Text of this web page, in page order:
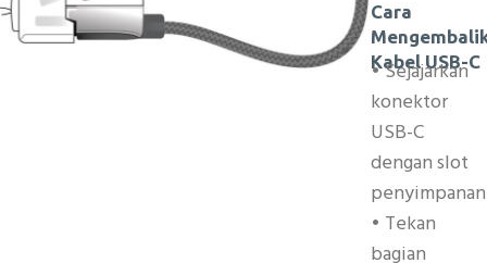
Cara
Kabel USB-C
• Sejajarkan
konektor
USB-C
dengan slot
• Tekan
bagian